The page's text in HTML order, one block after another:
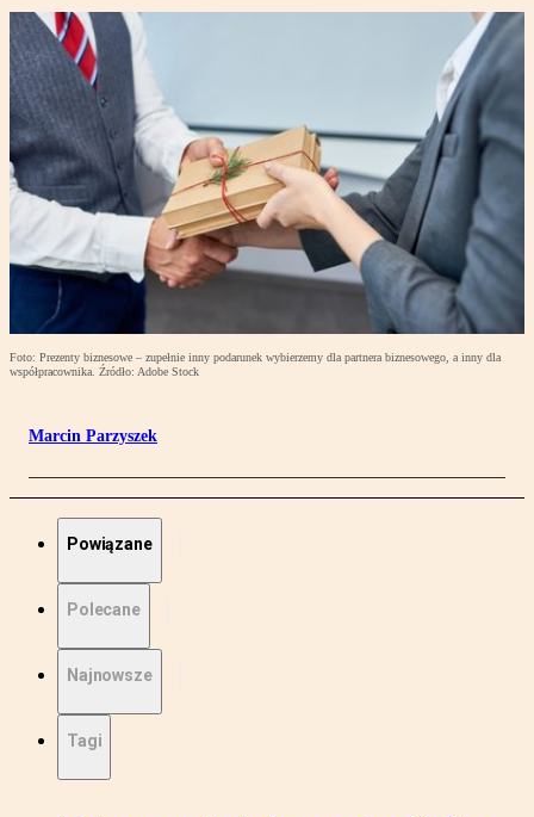
Foto: Prezenty biznesowe – zupełnie inny podarunek wybierzemy dla partnera biznesowego, a inny dla
współpracownika. Źródło: Adobe Stock
Marcin Parzyszek
Powiązane
Polecane
Najnowsze
Tagi